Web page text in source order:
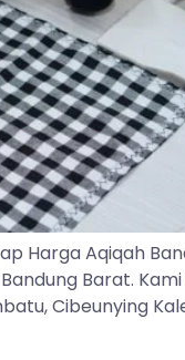
Harga Aqiqah
Barat.
Cibeunying